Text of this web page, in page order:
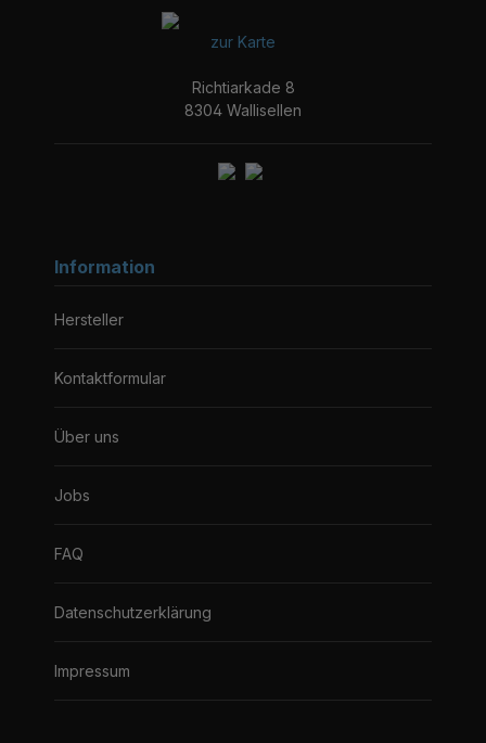
zur Karte
Richtiarkade 8
8304 Wallisellen
Information
Hersteller
Kontaktformular
Über uns
Jobs
FAQ
Datenschutzerklärung
Impressum